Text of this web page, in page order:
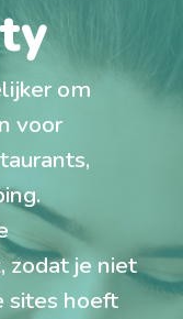
om
voor
zodat je niet
sites hoeft